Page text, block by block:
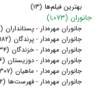
بهترین فیلم‌ها (۱۳)
جانوران (۱,۰۷۳)
جانوران مهره‌دار - پستانداران (۲۸۲)
جانوران مهره‌دار - پرندگان (۱۸۲)
جانوران مهره‌دار - خزندگان (۱۳۴)
جانوران مهره‌دار - دوزیستان (۱۶۶)
جانوران مهره‌دار - ماهیان (۳۰۷)
جانوران مهره‌دار - فهرست‌ها (۲)